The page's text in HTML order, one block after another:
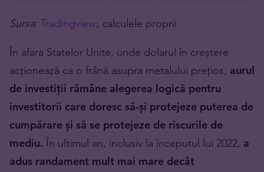
Sursa: Tradingview; calculele proprii
În afara Statelor Unite, unde dolarul în creștere
acționează ca o frână asupra metalului prețios, aurul
de investiții rămâne alegerea logică pentru
investitorii care doresc să-și protejeze puterea de
cumpărare și să se protejeze de riscurile de
mediu. În ultimul an, inclusiv la începutul lui 2022, a
adus randament mult mai mare decât